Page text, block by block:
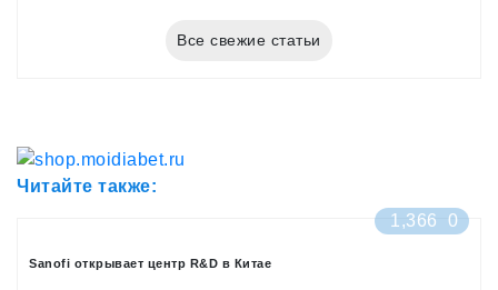
Все свежие статьи
Читайте также:
1,366
0
Sanofi открывает центр R&D в Китае